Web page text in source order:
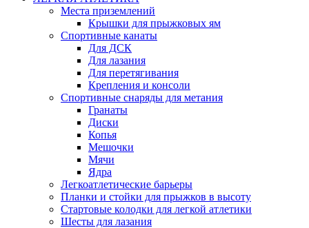
Места приземлений
Крышки для прыжковых ям
Спортивные канаты
Для ДСК
Для лазания
Для перетягивания
Крепления и консоли
Спортивные снаряды для метания
Гранаты
Диски
Копья
Мешочки
Мячи
Ядра
Легкоатлетические барьеры
Планки и стойки для прыжков в высоту
Стартовые колодки для легкой атлетики
Шесты для лазания